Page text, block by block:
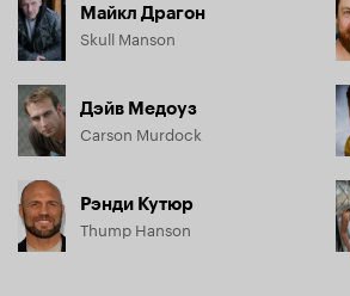
Майкл Драгон
Skull Manson
Дэйв Медоуз
Carson Murdock
Рэнди Кутюр
Thump Hanson